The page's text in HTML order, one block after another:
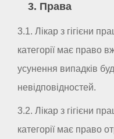
3. Права
3.1. Лікар з гігієни
категорії має право
усунення випадків
невідповідностей.
3.2. Лікар з гігієни
категорії має право